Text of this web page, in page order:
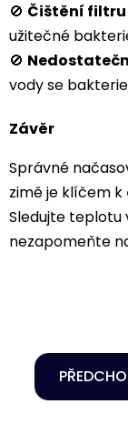
🚫 Čištění
užitečné
🚫
vody se
Závěr
Správné
zimě je klíčem k
Sledujte teplotu
nezapomeňte